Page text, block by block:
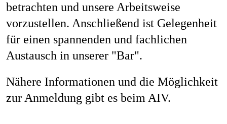
betrachten und unsere Arbeitsweise
vorzustellen. Anschließend ist Gelegenheit
für einen spannenden und fachlichen
Austausch in unserer "Bar".
Nähere Informationen und die Möglichkeit
zur Anmeldung gibt es beimAIV.